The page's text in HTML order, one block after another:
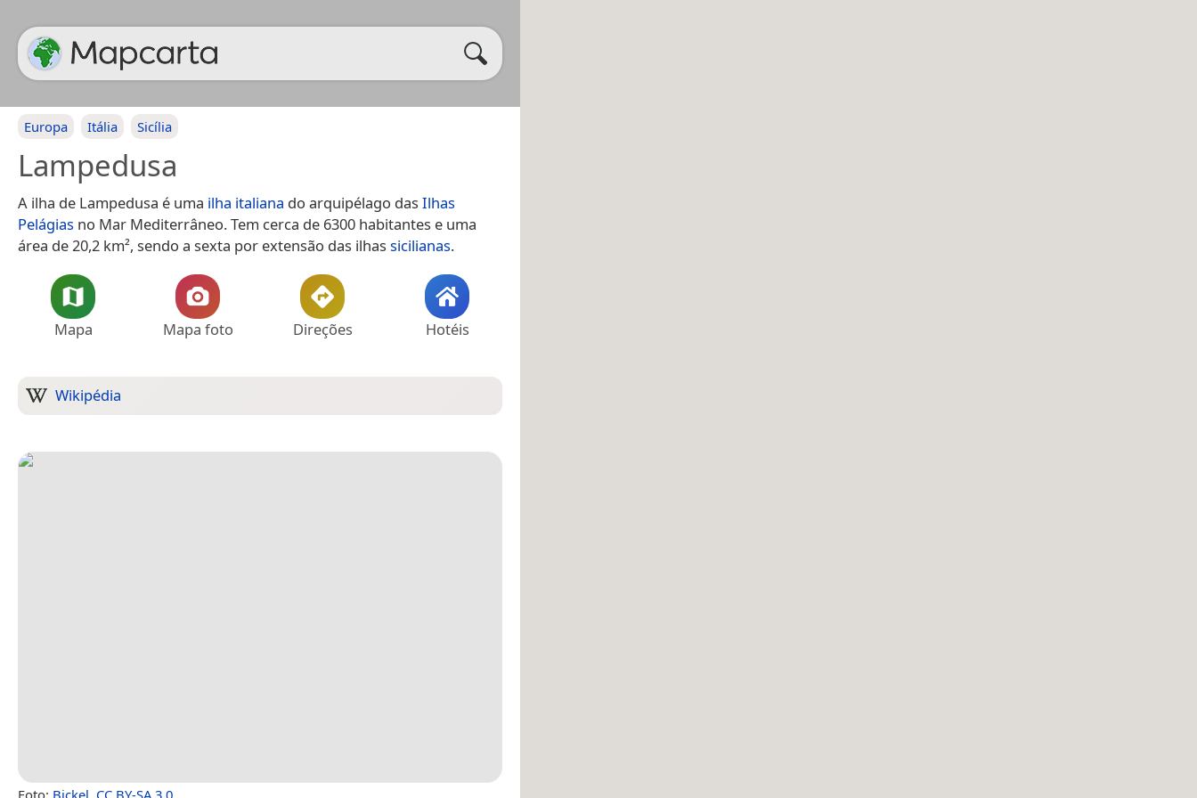
Europa Itália Sicília
Lampedusa
A ilha de Lampedusa é uma ilha italiana do arquipélago das Ilhas
Pelágias no Mar Mediterrâneo. Tem cerca de 6300 habitantes e uma
área de 20,2 km², sendo a sexta por extensão das ilhas sicilianas.
Mapa Mapa foto Direções Hotéis
Wikipédia
Foto: Bickel CC BY-SA 3.0